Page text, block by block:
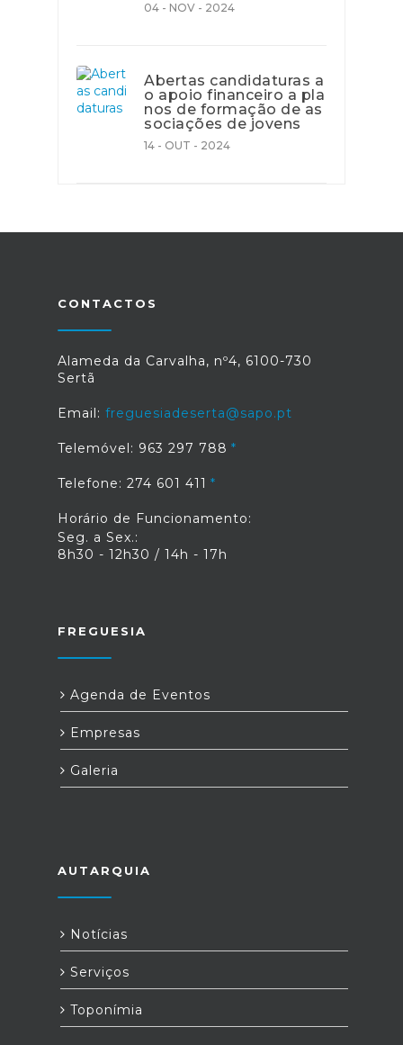
04 - NOV - 2024
Abertas candidaturas a
o apoio financeiro a pla
nos de formação de as
sociações de jovens
14 - OUT - 2024
CONTACTOS
Alameda da Carvalha, nº4, 6100-730
Sertã
Email: freguesiadeserta@sapo.pt
Telemóvel: 963 297 788
Telefone: 274 601 411
Horário de Funcionamento:
Seg. a Sex.:
8h30 - 12h30 / 14h - 17h
FREGUESIA
Agenda de Eventos
Empresas
Galeria
AUTARQUIA
Notícias
Serviços
Toponímia